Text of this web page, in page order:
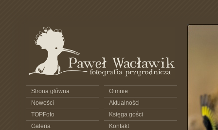
Strona główna
Nowości
TOPFoto
Galeria
O mnie
Aktualności
Księga gości
Kontakt